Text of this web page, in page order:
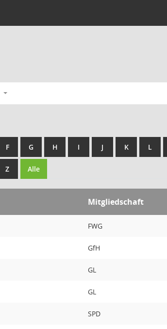
F G H I J K L
Z Alle
Mitgliedschaft
FWG
GfH
GL
GL
SPD